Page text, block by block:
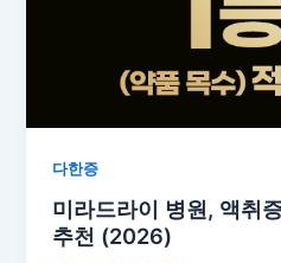
다한증
미라드라이 병원, 액취
추천 (2026)